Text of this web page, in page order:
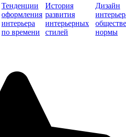
Тенденции
оформления
интерьера
по времени
История
развития
интерьерных
стилей
Дизайн
нормы